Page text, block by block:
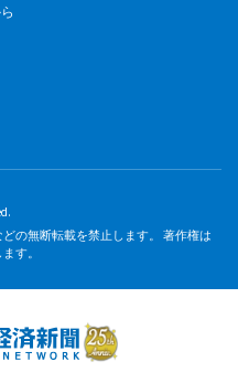
の無断転載を禁止します。 著作権は
す。